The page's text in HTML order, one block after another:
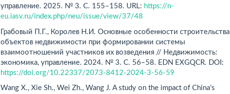
управление. 2025. № 3. С. 155–158. URL: https://n-
eu.iasv.ru/index.php/neu/issue/view/37/48
Грабовый П.Г., Королев Н.И. Основные особенности строительства
объектов недвижимости при формировании системы
взаимоотношений участников их возведения // Недвижимость:
экономика, управление. 2024. № 3. С. 56–58. EDN EXGQCR. DOI:
https://doi.org/10.22337/2073-8412-2024-3-56-59
Wang X., Xie Sh., Wei Zh., Wang J. A study on the impact of China’s